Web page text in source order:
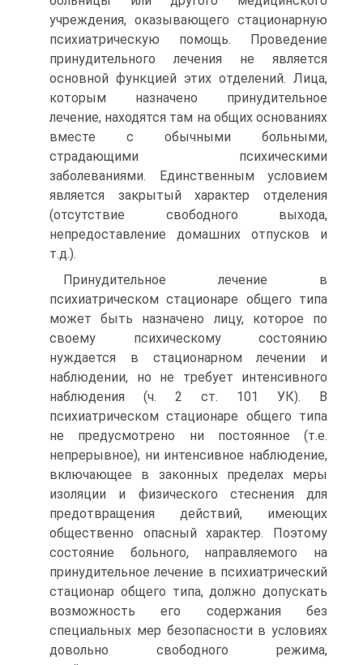
учреждения, оказывающего стационарную
психиатрическую помощь. Проведение
принудительного лечения не является
основной функцией этих отделений. Лица,
которым назначено принудительное
лечение, находятся там на общих основаниях
вместе с обычными больными,
страдающими психическими
заболеваниями. Единственным условием
является закрытый характер отделения
(отсутствие свободного выхода,
непредоставление домашних отпусков и
т.д.).
Принудительное лечение в
психиатрическом стационаре общего типа
может быть назначено лицу, которое по
своему психическому состоянию
нуждается в стационарном лечении и
наблюдении, но не требует интенсивного
наблюдения (ч. 2 ст. 101 УК). В
психиатрическом стационаре общего типа
не предусмотрено ни постоянное (т.е.
непрерывное), ни интенсивное наблюдение,
включающее в законных пределах меры
изоляции и физического стеснения для
предотвращения действий, имеющих
общественно опасный характер. Поэтому
состояние больного, направляемого на
принудительное лечение в психиатрический
стационар общего типа, должно допускать
возможность его содержания без
специальных мер безопасности в условиях
довольно свободного режима,